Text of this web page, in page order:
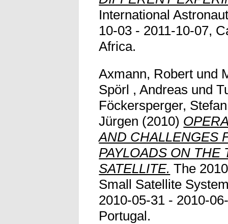
International
10-03 - 2011-10-07,
Africa.
Axmann, Robert und
Spörl , Andreas und
Föckersperger, Stefan
Jürgen (2010)
AND CHALLENGES
PAYLOADS ON THE
SATELLITE. The
Small Satellite
2010-05-31 - 2010-
Portugal.